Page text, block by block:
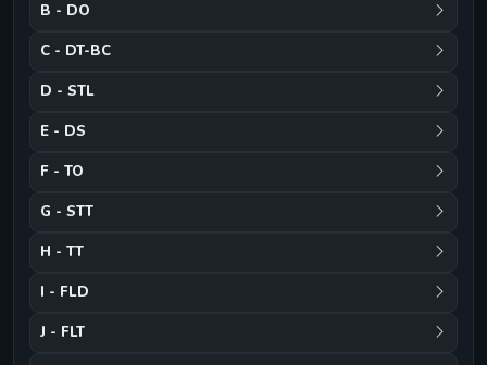
B - DO
C - DT-BC
D - STL
E - DS
F - TO
G - STT
H - TT
I - FLD
J - FLT